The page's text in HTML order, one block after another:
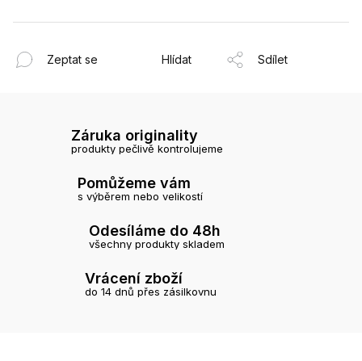
Zeptat se Hlídat Sdílet
Záruka originality
produkty pečlivě kontrolujeme
Pomůžeme vám
s výběrem nebo velikostí
Odesíláme do 48h
všechny produkty skladem
Vrácení zboží
do 14 dnů přes zásilkovnu